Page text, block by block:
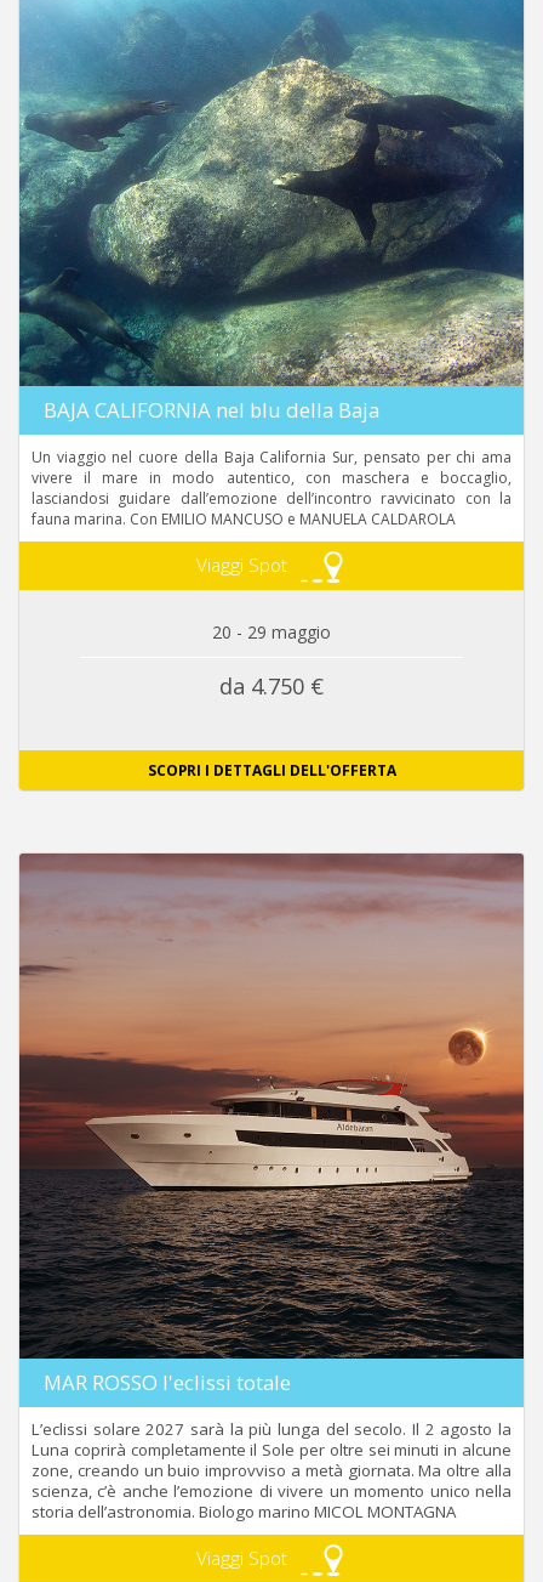
BAJA CALIFORNIA nel blu della Baja
Un viaggio nel cuore della Baja California Sur, pensato per chi ama
vivere il mare in modo autentico, con maschera e boccaglio,
lasciandosi guidare dall’emozione dell’incontro ravvicinato con la
fauna marina. Con EMILIO MANCUSO e MANUELA CALDAROLA
Viaggi Spot
20 - 29 maggio
da 4.750 €
SCOPRI I DETTAGLI DELL'OFFERTA
MAR ROSSO l'eclissi totale
L’eclissi solare 2027 sarà la più lunga del secolo. Il 2 agosto la
Luna coprirà completamente il Sole per oltre sei minuti in alcune
zone, creando un buio improvviso a metà giornata. Ma oltre alla
scienza, c’è anche l’emozione di vivere un momento unico nella
storia dell’astronomia. Biologo marino MICOL MONTAGNA
Viaggi Spot